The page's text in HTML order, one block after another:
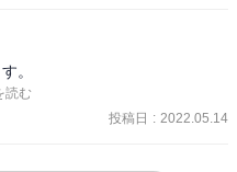
。
読む
投稿日 : 2022.05.14